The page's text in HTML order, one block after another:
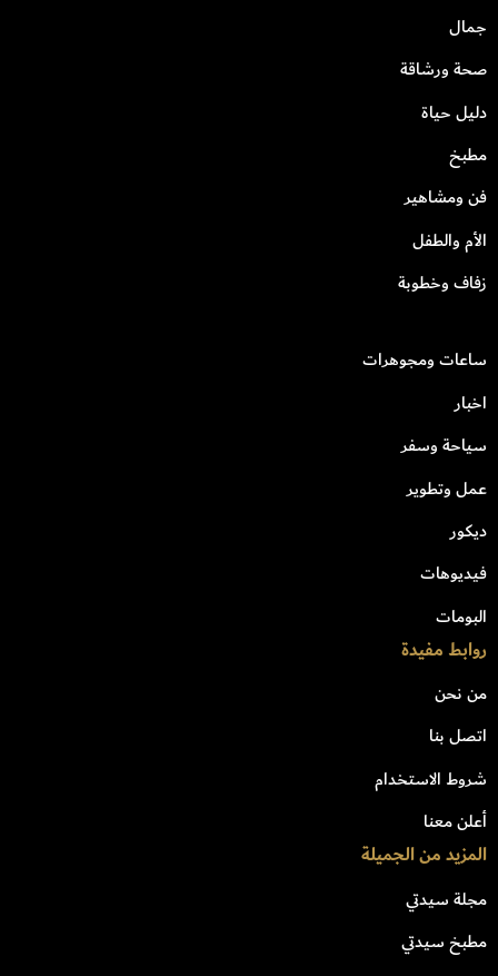
جمال
صحة ورشاقة
دليل حياة
مطبخ
فن ومشاهير
الأم والطفل
زفاف وخطوبة
ساعات ومجوهرات
اخبار
سياحة وسفر
عمل وتطوير
ديكور
فيديوهات
البومات
روابط مفيدة
من نحن
اتصل بنا
شروط الاستخدام
أعلن معنا
المزيد من الجميلة
مجلة سيدتي
مطبخ سيدتي